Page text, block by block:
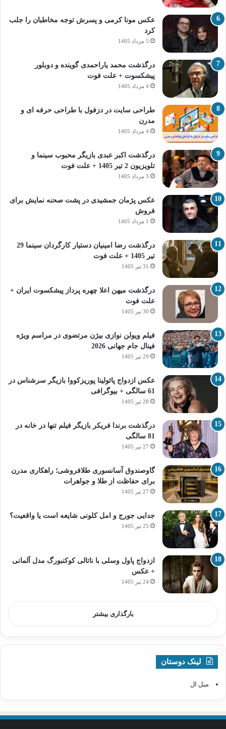
عکس مونا کرمی و پسرش توجه مخاطبان را جلب
کرد
5 مرداد 1405
درگذشت محمد یاراحمدی گوینده و دوبلور
پیشکسوت + علت فوت
4 مرداد 1405
طراحی سایت در دزفول با طراحی حرفه‌ ای و
مدرن
4 مرداد 1405
درگذشت اکبر عبدی بازیگر محبوب سینما و
تلویزیون 2 تیر 1405 + علت فوت
3 مرداد 1405
عکس پژمان جمشیدی در پشت صحنه نمایش برای
فروش
1 مرداد 1405
درگذشت رضا امینیان دستیار کارگردان سینما 29
تیر 1405 + علت فوت
31 تیر 1405
درگذشت میهن اعلا چهره پرداز پیشکسوت ایران +
علت فوت
30 تیر 1405
فیلم ویولن نوازی بیژن مرتضوی در مراسم ویژه
فینال جام جهانی 2026
29 تیر 1405
عکس ازدواج پائولینا پوریزکووا بازیگر سرشناس در
61 سالگی + بیوگرافی
28 تیر 1405
درگذشت برندا فریکر بازیگر فیلم تنها در خانه در
81 سالگی
27 تیر 1405
گاوصندوق آسانسوری طلافروشی؛ راهکاری مدرن
برای حفاظت از طلا و جواهرات
27 تیر 1405
جدایی جورج و امل کلونی شایعه است یا واقعیت؟
25 تیر 1405
ازدواج پاول وسلی با ناتالی کوکنبورگ مدل آلمانی
+ عکس
24 تیر 1405
بارگذاری بیشتر
لینک دوستان
مبل ال